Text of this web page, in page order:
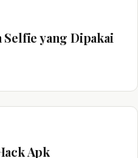
Selfie yang Dipakai
Apk